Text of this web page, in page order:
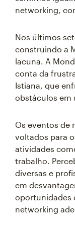
networking,
Nos últimos
construindo a
lacuna. A
conta da
Istiana, que
obstáculos em
Os eventos de
voltados para
atividades
trabalho.
diversas e
em
oportunidades
networking